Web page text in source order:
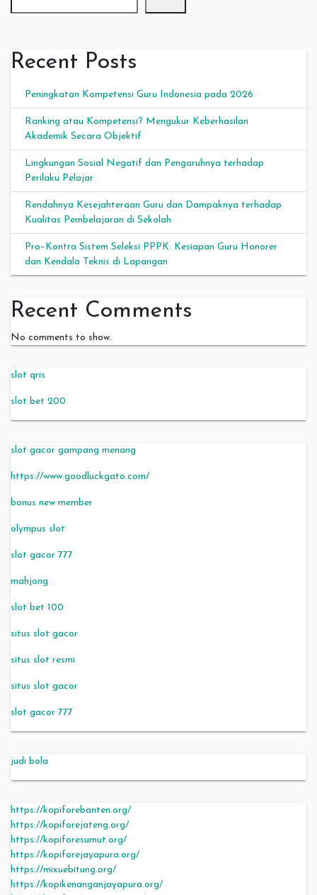
Recent Posts
Peningkatan Kompetensi Guru Indonesia pada 2026
Ranking atau Kompetensi? Mengukur Keberhasilan
Akademik Secara Objektif
Lingkungan Sosial Negatif dan Pengaruhnya terhadap
Perilaku Pelajar
Rendahnya Kesejahteraan Guru dan Dampaknya terhadap
Kualitas Pembelajaran di Sekolah
Pro–Kontra Sistem Seleksi PPPK: Kesiapan Guru Honorer
dan Kendala Teknis di Lapangan
Recent Comments
No comments to show.
slot qris
slot bet 200
slot gacor gampang menang
https://www.goodluckgato.com/
bonus new member
olympus slot
slot gacor 777
mahjong
slot bet 100
situs slot gacor
situs slot resmi
situs slot gacor
slot gacor 777
judi bola
https://kopiforebanten.org/
https://kopiforejateng.org/
https://kopiforesumut.org/
https://kopiforejayapura.org/
https://mixuebitung.org/
https://kopikenanganjayapura.org/